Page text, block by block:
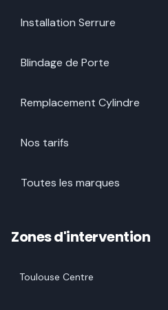
Installation Serrure
Blindage de Porte
Remplacement Cylindre
Nos tarifs
Toutes les marques
Zones d'intervention
Toulouse Centre